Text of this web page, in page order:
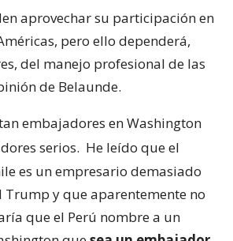
aprovechar su participación en
pero ello dependerá,
del manejo profesional de las
de Belaunde.
embajadores en Washington
serios. He leído que el
es un empresario demasiado
Trump y que aparentemente no
que el Perú nombre a un